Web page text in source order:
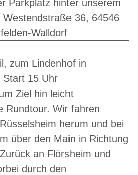
Parkplatz hinter unserem
36, 64546
Walldorf
zum Lindenhof in
Start 15 Uhr
Ziel hin leicht
Rundtour. Wir fahren
herum und bei
über den Main in Richtung
an Flörsheim und
durch den